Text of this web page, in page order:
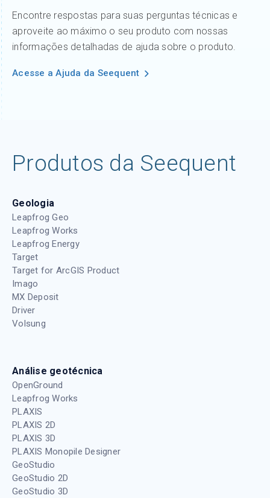
Encontre respostas para suas perguntas técnicas e
aproveite ao máximo o seu produto com nossas
informações detalhadas de ajuda sobre o produto.
Acesse a Ajuda da Seequent
Produtos da Seequent
Geologia
Leapfrog Geo
Leapfrog Works
Leapfrog Energy
Target
Target for ArcGIS Product
Imago
MX Deposit
Driver
Volsung
Análise geotécnica
OpenGround
Leapfrog Works
PLAXIS
PLAXIS 2D
PLAXIS 3D
PLAXIS Monopile Designer
GeoStudio
GeoStudio 2D
GeoStudio 3D